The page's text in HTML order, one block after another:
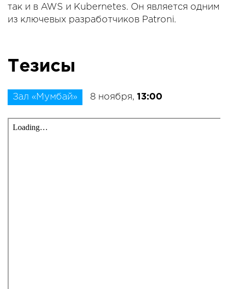
так и в AWS и Kubernetes. Он является одним
из ключевых разработчиков Patroni.
Тезисы
Зал «Мумбай» 8 ноября, 13:00